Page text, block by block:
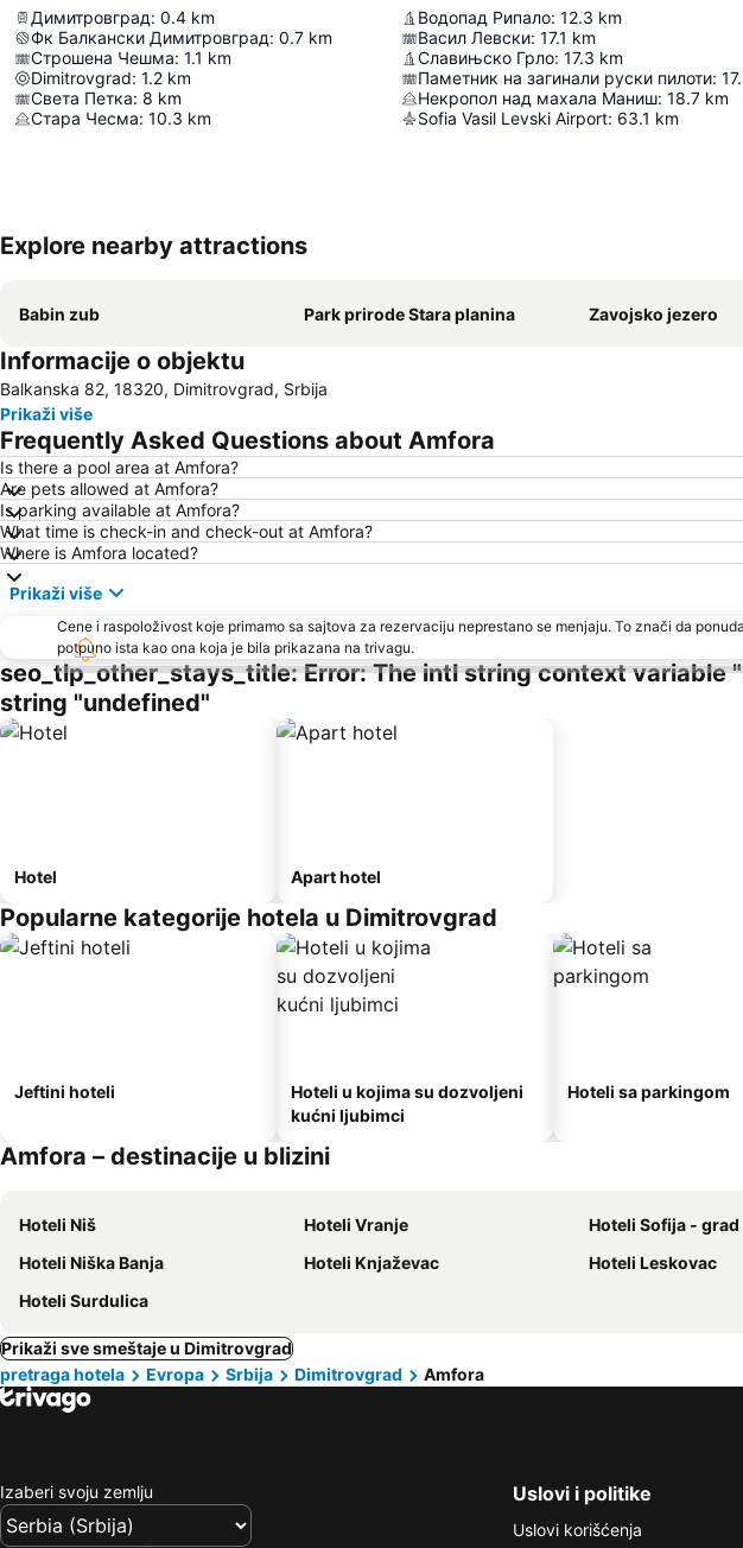
Димитровград: 0.4 km
Фк Балкански Димитровград: 0.7 km
Строшена Чешма: 1.1 km
Dimitrovgrad: 1.2 km
Света Петка: 8 km
Стара Чесма: 10.3 km
Водопад Рипало: 12.3 km
Васил Левски: 17.1 km
Славињско Грло: 17.3 km
Паметник на загинали руски пилоти:
Некропол над махала Маниш: 18.7 km
Sofia Vasil Levski Airport: 63.1 km
Explore nearby attractions
Babin zub Park prirode Stara planina Zavojsko jezero
Informacije o objektu
Balkanska 82, 18320, Dimitrovgrad, Srbija
Prikaži više
Frequently Asked Questions about Amfora
Is there a pool area at Amfora?
Are pets allowed at Amfora?
Is parking available at Amfora?
What time is check-in and check-out at Amfora?
Where is Amfora located?
Prikaži više
Cene i raspoloživost koje primamo sa sajtova za rezervaciju neprestano se menjaju. To znači da
potpuno ista kao ona koja je bila prikazana na trivagu.
seo_tlp_other_stays_title: Error: The intl string context variable
string "undefined"
Hotel Apart hotel
Popularne kategorije hotela u Dimitrovgrad
Jeftini hoteli
Hoteli u kojima su dozvoljeni
kućni ljubimci
Hoteli sa parkingom
Amfora – destinacije u blizini
Hoteli Niš Hoteli Vranje Hoteli Sofija - grad
Hoteli Niška Banja
Hoteli Knjaževac Hoteli Leskovac
Hoteli Surdulica
Prikaži sve smeštaje u Dimitrovgrad
pretraga hotela
Evropa Srbija Dimitrovgrad Amfora
Izaberi svoju zemlju Uslovi i politike
Uslovi korišćenja